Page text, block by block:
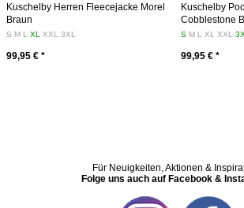
Kuschelby Herren Fleecejacke Morel
Braun
S M LXLXXL3XL
99,95 € *
Kuschelby
Cobblestone
S M L XL XXL
99,95 € *
Für Neuigkeiten, Aktionen &
Folge uns auch auf Facebook &